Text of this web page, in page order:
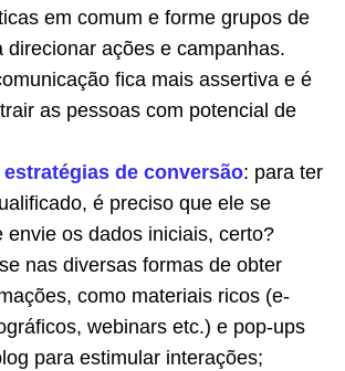
em comum e forme grupos de
direcionar ações e campanhas.
fica mais assertiva e é
as pessoas com potencial de
estratégias de conversão: para ter
é preciso que ele se
envie os dados iniciais, certo?
nas diversas formas de obter
como materiais ricos (e-
webinars etc.) e pop-ups
para estimular interações;